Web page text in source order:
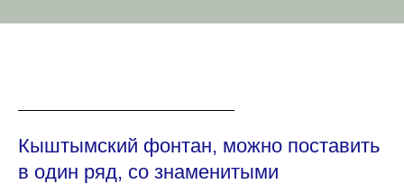
Кыштымский фонтан, можно поставить
в один ряд, со знаменитыми